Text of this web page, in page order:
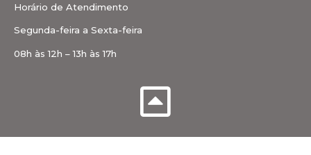
Horário de Atendimento
Segunda-feira a Sexta-feira
08h às 12h – 13h às 17h